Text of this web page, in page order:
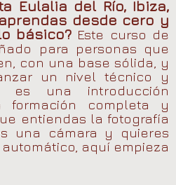
Eulalia del Río, Ibiza,
desde cero y
básico? Este curso de
para personas que
con una base sólida, y
un nivel técnico y
es una introducción
formación completa y
entiendas la fotografía
una cámara y quieres
aquí empieza